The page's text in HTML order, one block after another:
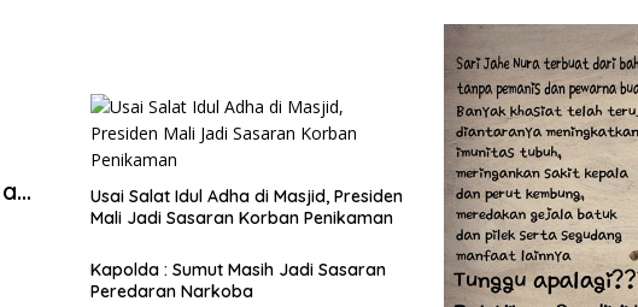
Usai Salat Idul Adha di Masjid, Presiden
Mali Jadi Sasaran Korban Penikaman
Kapolda : Sumut Masih Jadi Sasaran
Peredaran Narkoba